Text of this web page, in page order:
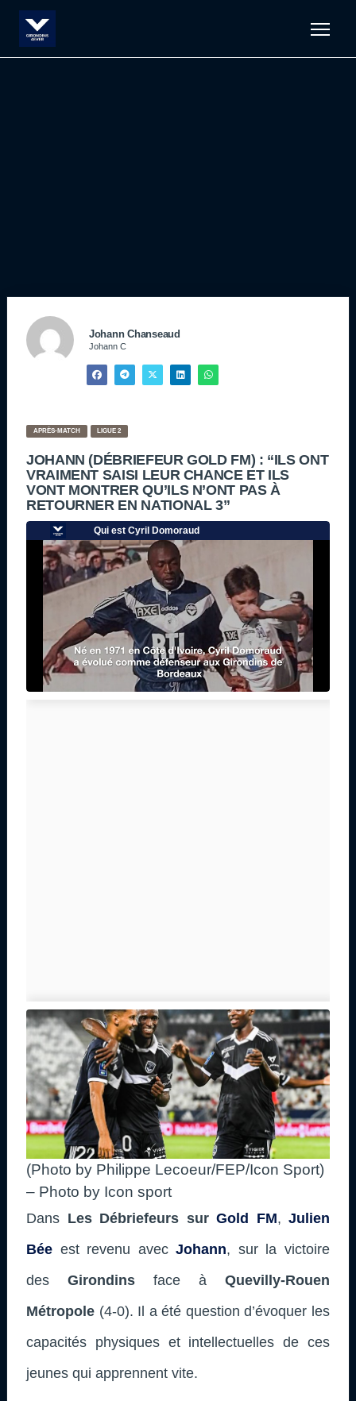
Johann Chanseaud
Johann C
APRÈS-MATCH LIGUE 2
JOHANN (DÉBRIEFEUR GOLD FM) : “ILS ONT
VRAIMENT SAISI LEUR CHANCE ET ILS
VONT MONTRER QU’ILS N’ONT PAS À
RETOURNER EN NATIONAL 3”
(Photo by Philippe Lecoeur/FEP/Icon Sport)
– Photo by Icon sport
Dans Les Débriefeurs sur Gold FM, Julien
Bée est revenu avecJohann, sur la victoire
des Girondins face à Quevilly-Rouen
Métropole (4-0). Il a été question d’évoquer les
capacités physiques et intellectuelles de ces
jeunes qui apprennent vite.